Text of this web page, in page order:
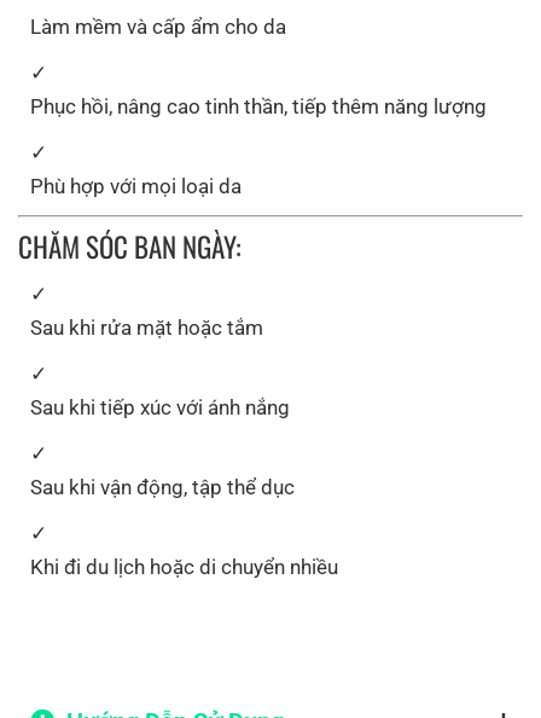
Làm mềm và cấp ẩm cho da
Phục hồi, nâng cao tinh thần, tiếp thêm năng lượng
Phù hợp với mọi loại da
CHĂM SÓC BAN NGÀY:
Sau khi rửa mặt hoặc tắm
Sau khi tiếp xúc với ánh nắng
Sau khi vận động, tập thể dục
Khi đi du lịch hoặc di chuyển nhiều